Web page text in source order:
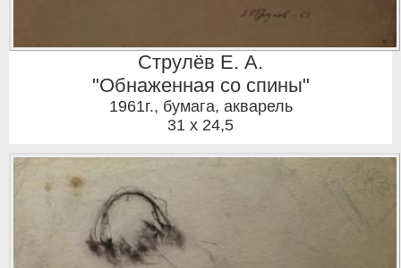
Струлёв Е. А.
"Обнаженная со спины"
1961г., бумага, акварель
31 x 24,5